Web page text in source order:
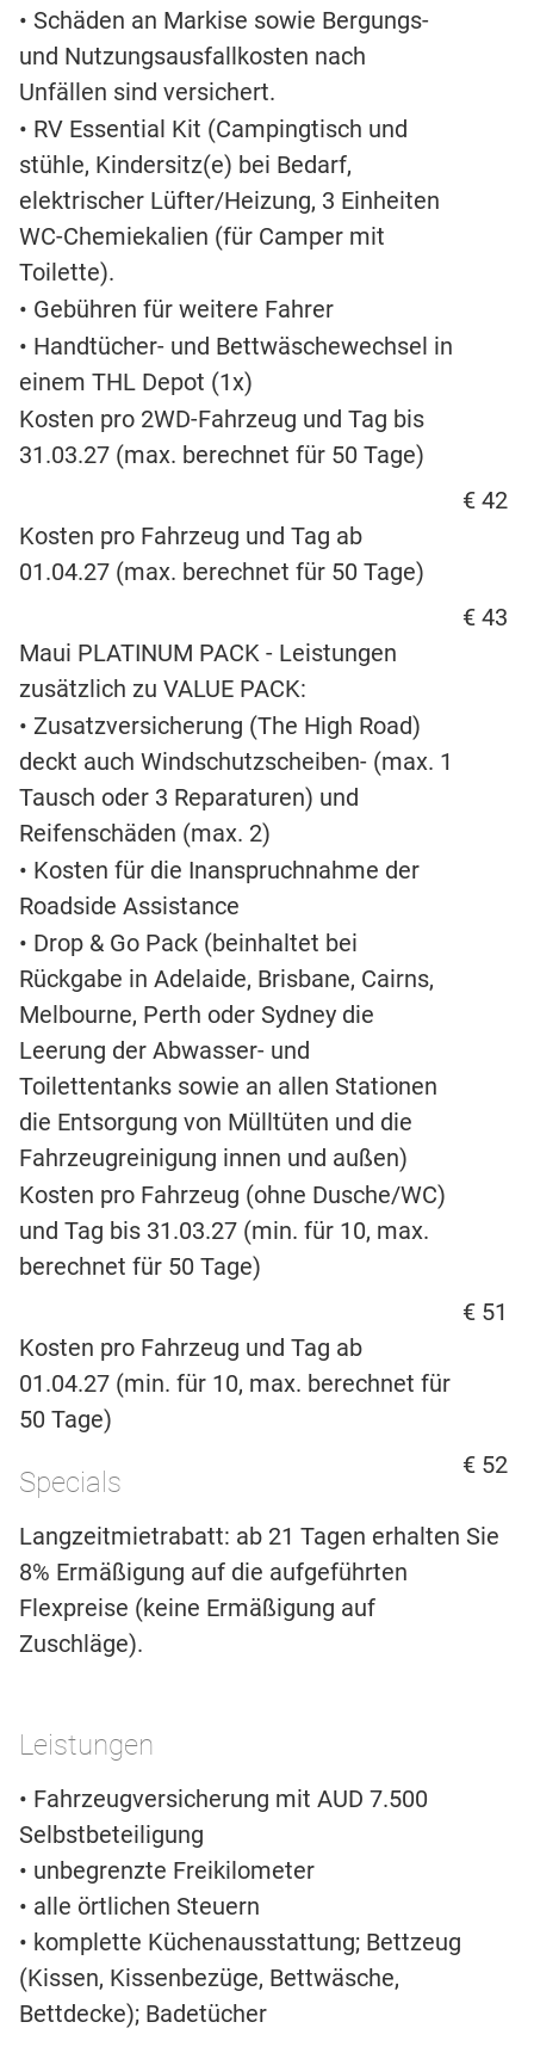
• Schäden an Markise sowie Bergungs-
und Nutzungsausfallkosten nach
Unfällen sind versichert.
• RV Essential Kit (Campingtisch und
stühle, Kindersitz(e) bei Bedarf,
elektrischer Lüfter/Heizung, 3 Einheiten
WC-Chemiekalien (für Camper mit
Toilette).
• Gebühren für weitere Fahrer
• Handtücher- und Bettwäschewechsel in
einem THL Depot (1x)
Kosten pro 2WD-Fahrzeug und Tag bis
31.03.27 (max. berechnet für 50 Tage)
€ 42
Kosten pro Fahrzeug und Tag ab
01.04.27 (max. berechnet für 50 Tage)
€ 43
Maui PLATINUM PACK - Leistungen
zusätzlich zu VALUE PACK:
• Zusatzversicherung (The High Road)
deckt auch Windschutzscheiben- (max. 1
Tausch oder 3 Reparaturen) und
Reifenschäden (max. 2)
• Kosten für die Inanspruchnahme der
Roadside Assistance
• Drop & Go Pack (beinhaltet bei
Rückgabe in Adelaide, Brisbane, Cairns,
Melbourne, Perth oder Sydney die
Leerung der Abwasser- und
Toilettentanks sowie an allen Stationen
die Entsorgung von Mülltüten und die
Fahrzeugreinigung innen und außen)
Kosten pro Fahrzeug (ohne Dusche/WC)
und Tag bis 31.03.27 (min. für 10, max.
berechnet für 50 Tage)
€ 51
Kosten pro Fahrzeug und Tag ab
01.04.27 (min. für 10, max. berechnet für
50 Tage)
€ 52
Specials
Langzeitmietrabatt: ab 21 Tagen erhalten Sie
8% Ermäßigung auf die aufgeführten
Flexpreise (keine Ermäßigung auf
Zuschläge).
Leistungen
• Fahrzeugversicherung mit AUD 7.500
Selbstbeteiligung
• unbegrenzte Freikilometer
• alle örtlichen Steuern
• komplette Küchenausstattung; Bettzeug
(Kissen, Kissenbezüge, Bettwäsche,
Bettdecke); Badetücher